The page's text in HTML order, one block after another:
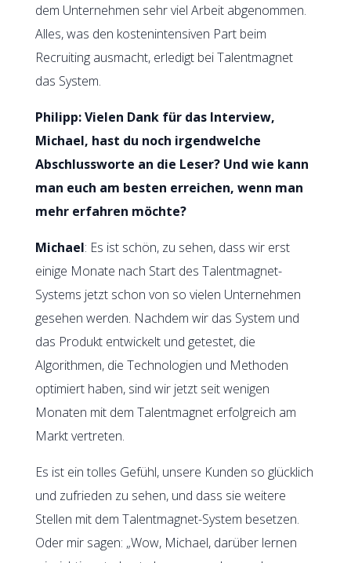
dem Unternehmen sehr viel Arbeit abgenommen.
Alles, was den kostenintensiven Part beim
Recruiting ausmacht, erledigt bei Talentmagnet
das System.
Philipp: Vielen Dank für das Interview,
Michael, hast du noch irgendwelche
Abschlussworte an die Leser? Und wie kann
man euch am besten erreichen, wenn man
mehr erfahren möchte?
Michael: Es ist schön, zu sehen, dass wir erst
einige Monate nach Start des Talentmagnet-
Systems jetzt schon von so vielen Unternehmen
gesehen werden. Nachdem wir das System und
das Produkt entwickelt und getestet, die
Algorithmen, die Technologien und Methoden
optimiert haben, sind wir jetzt seit wenigen
Monaten mit dem Talentmagnet erfolgreich am
Markt vertreten.
Es ist ein tolles Gefühl, unsere Kunden so glücklich
und zufrieden zu sehen, und dass sie weitere
Stellen mit dem Talentmagnet-System besetzen.
Oder mir sagen: „Wow, Michael, darüber lernen